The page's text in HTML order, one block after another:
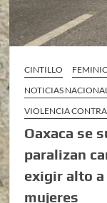
CINTILLO
NOTICIAS
VIOLENCIA
Oaxaca se
paralizan
exigir alto
mujeres